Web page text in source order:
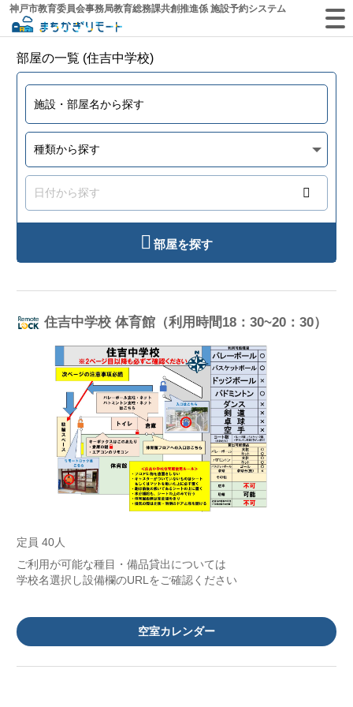
神戸市教育委員会事務局教育総務課共創推進係 施設予約システム
部屋の一覧 (住吉中学校)
部屋を探す
住吉中学校 体育館（利用時間18：30~20：30）
定員 40人
ご利用が可能な種目・備品貸出については
学校名選択し設備欄のURLをご確認ください
空室カレンダー